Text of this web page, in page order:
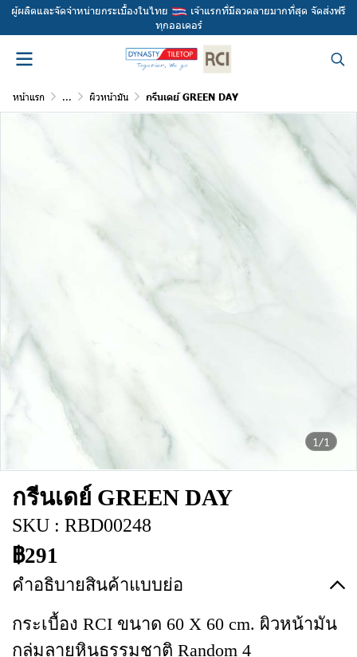
ผู้ผลิตและจัดจำหน่ายกระเบื้องในไทย
เจ้าแรกที่มีลวดลายมากที่สุด จัดส่งฟรี
ทุกออเดอร์
หน้าแรก ... ผิวหน้ามัน กรีนเดย์ GREEN DAY
1/1
กรีนเดย์ GREEN DAY
SKU : RBD00248
฿291
คำอธิบายสินค้าแบบย่อ
กระเบื้อง RCI ขนาด 60 X 60 cm. ผิวหน้ามัน
กลุ่มลายหินธรรมชาติ Random 4